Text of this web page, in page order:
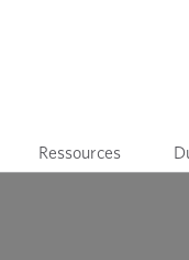
Ressources